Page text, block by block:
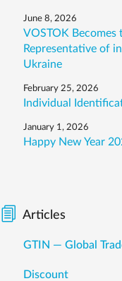
June 8, 2026
VOSTOK Becomes
Representative of
Ukraine
February 25, 2026
Individual
January 1, 2026
Happy New Year
Articles
GTIN — Global
Discount